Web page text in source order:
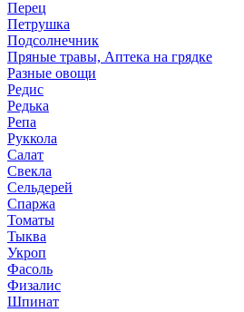
Перец
Петрушка
Подсолнечник
Пряные травы, Аптека на грядке
Разные овощи
Редис
Редька
Репа
Руккола
Салат
Свекла
Сельдерей
Спаржа
Томаты
Тыква
Укроп
Фасоль
Физалис
Шпинат